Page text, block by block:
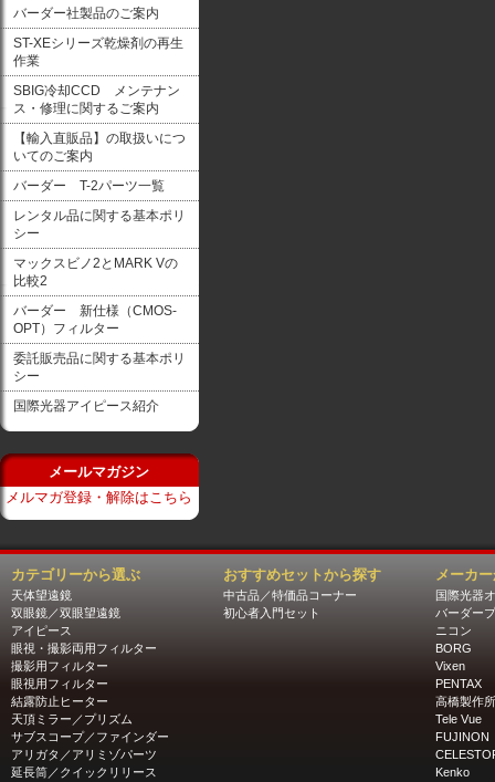
バーダー社製品のご案内
ST-XEシリーズ乾燥剤の再生
作業
SBIG冷却CCD メンテナン
ス・修理に関するご案内
【輸入直販品】の取扱いにつ
いてのご案内
バーダー T-2パーツ一覧
レンタル品に関する基本ポリ
シー
マックスビノ2とMARK Vの
比較2
バーダー 新仕様（CMOS-
OPT）フィルター
委託販売品に関する基本ポリ
シー
国際光器アイピース紹介
メールマガジン
メルマガ登録・解除はこちら
カテゴリーから選ぶ
天体望遠鏡
双眼鏡／双眼望遠鏡
アイピース
眼視・撮影両用フィルター
撮影用フィルター
眼視用フィルター
結露防止ヒーター
天頂ミラー／プリズム
サブスコープ／ファインダー
アリガタ／アリミゾパーツ
延長筒／クイックリリース
おすすめセットから探す
中古品／特価品コーナー
初心者入門セット
メーカ
国際光器
バーダー
ニコン
BORG
Vixen
PENTAX
高橋製作所
Tele Vue
FUJINON
Kenko